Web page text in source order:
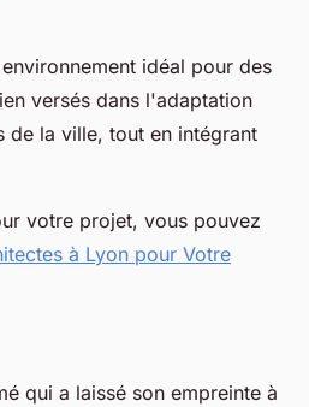
idéal pour des
versés dans l'adaptation
de la ville, tout en intégrant
votre projet, vous pouvez
à Lyon pour Votre
qui a laissé son empreinte à